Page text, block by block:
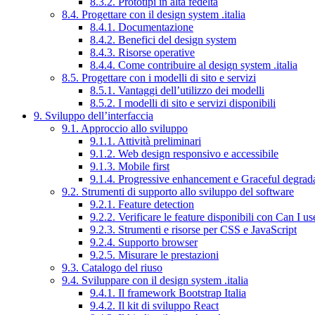
8.4. Progettare con il design system .italia
8.4.1. Documentazione
8.4.2. Benefici del design system
8.4.3. Risorse operative
8.4.4. Come contribuire al design system .italia
8.5. Progettare con i modelli di sito e servizi
8.5.1. Vantaggi dell’utilizzo dei modelli
8.5.2. I modelli di sito e servizi disponibili
9. Sviluppo dell’interfaccia
9.1. Approccio allo sviluppo
9.1.1. Attività preliminari
9.1.2. Web design responsivo e accessibile
9.1.3. Mobile first
9.1.4. Progressive enhancement e Graceful
9.2. Strumenti di supporto allo sviluppo del software
9.2.1. Feature detection
9.2.2. Verificare le feature disponibili con Can I
9.2.3. Strumenti e risorse per CSS e JavaScript
9.2.4. Supporto browser
9.2.5. Misurare le prestazioni
9.3. Catalogo del riuso
9.4. Sviluppare con il design system .italia
9.4.1. Il framework Bootstrap Italia
9.4.2. Il kit di sviluppo React